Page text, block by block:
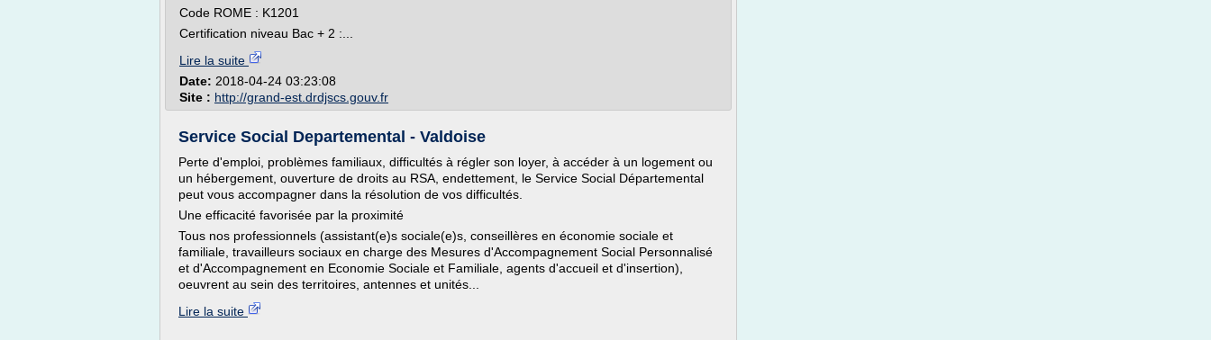
Code ROME : K1201
Certification niveau Bac + 2 :...
Lire la suite
Date: 2018-04-24 03:23:08
Site : http://grand-est.drdjscs.gouv.fr
Service Social Departemental - Valdoise
Perte d'emploi, problèmes familiaux, difficultés à régler son loyer, à accéder à un logement ou
un hébergement, ouverture de droits au RSA, endettement, le Service Social Départemental
peut vous accompagner dans la résolution de vos difficultés.
Une efficacité favorisée par la proximité
Tous nos professionnels (assistant(e)s sociale(e)s, conseillères en économie sociale et
familiale, travailleurs sociaux en charge des Mesures d'Accompagnement Social Personnalisé
et d'Accompagnement en Economie Sociale et Familiale, agents d'accueil et d'insertion),
oeuvrent au sein des territoires, antennes et unités...
Lire la suite